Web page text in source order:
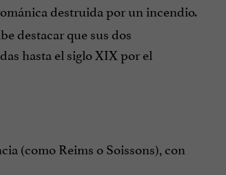
destruida por un incendio.
destacar que sus dos
hasta el siglo XIX por el
(como Reims o Soissons), con